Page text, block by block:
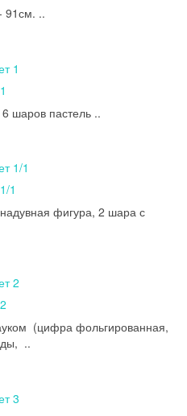
91см. ..
шаров пастель ..
1
фигура, 2 шара с
(цифра фольгированная,
..